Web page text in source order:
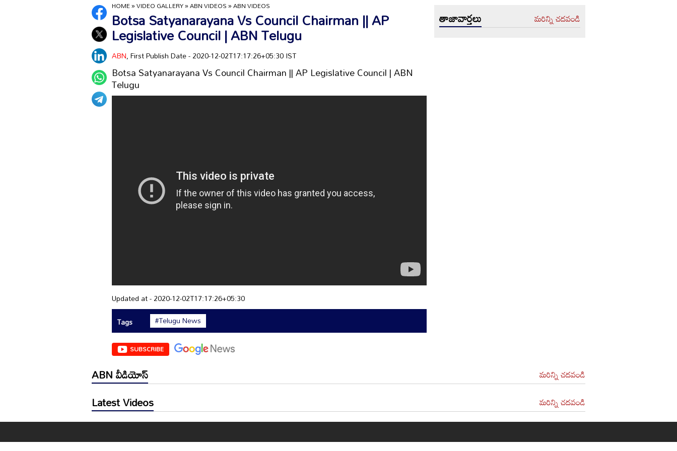
HOME»VIDEO GALLERY»ABN VIDEOS»ABN VIDEOS
Botsa Satyanarayana Vs Council Chairman || AP
Legislative Council | ABN Telugu
ABN, First Publish Date - 2020-12-02T17:17:26+05:30 IST
Botsa Satyanarayana Vs Council Chairman || AP Legislative Council | ABN
Telugu
Updated at - 2020-12-02T17:17:26+05:30
Tags
#Telugu News
SUBSCRIBE
తాజావార్తలు మరిన్ని చదవండి
ABN వీడియోస్ మరిన్ని చదవండి
Latest Videos మరిన్ని చదవండి